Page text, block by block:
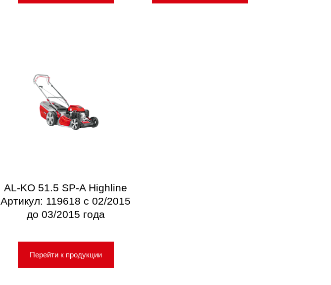
AL-KO 51.5 SP-A Highline
Артикул: 119618 с 02/2015
до 03/2015 года
Перейти к продукции